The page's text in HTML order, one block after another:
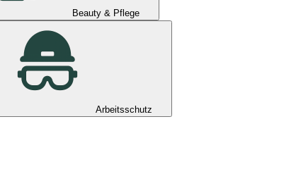
Beauty & Pflege
Arbeitsschutz